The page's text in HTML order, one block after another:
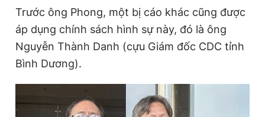
Đọc Thanh Niên trên điện thoại
Theo dõi báo trên
Trước ông Phong, một bị cáo khác cũng được
áp dụng chính sách hình sự này, đó là ông
Nguyễn Thành Danh (cựu Giám đốc CDC tỉnh
Bình Dương).